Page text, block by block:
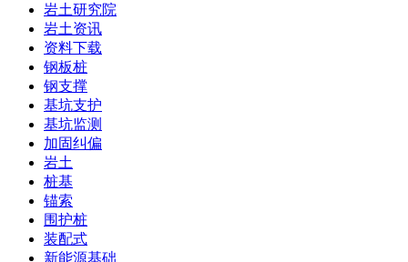
岩土研究院
岩土资讯
资料下载
钢板桩
钢支撑
基坑支护
基坑监测
加固纠偏
岩土
桩基
锚索
围护桩
装配式
新能源基础